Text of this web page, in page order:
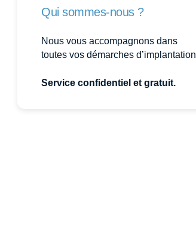
Qui sommes-nous ?
Nous vous accompagnons dans
toutes vos démarches d’implantation
Service confidentiel et gratuit.